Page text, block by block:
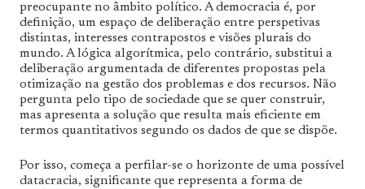
preocupante no âmbito político. A democracia é, por
definição, um espaço de deliberação entre perspetivas
distintas, interesses contrapostos e visões plurais do
mundo. A lógica algorítmica, pelo contrário, substitui a
deliberação argumentada de diferentes propostas pela
otimização na gestão dos problemas e dos recursos. Não
pergunta pelo tipo de sociedade que se quer construir,
mas apresenta a solução que resulta mais eficiente em
termos quantitativos segundo os dados de que se dispõe.
Por isso, começa a perfilar-se o horizonte de uma possível
datacracia, significante que representa a forma de